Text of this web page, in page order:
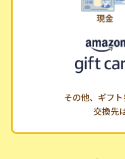
その他、ギフ
交換先